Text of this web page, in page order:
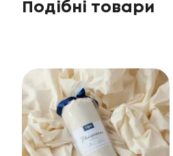
Подібні товари